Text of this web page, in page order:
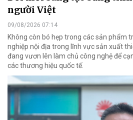
người Việt
09/08/2026 07:14
Không còn bó hẹp trong các sản phẩm
nghiệp nội địa trong lĩnh vực sản xuất
đang vươn lên làm chủ công nghệ để
các thương hiệu quốc tế.